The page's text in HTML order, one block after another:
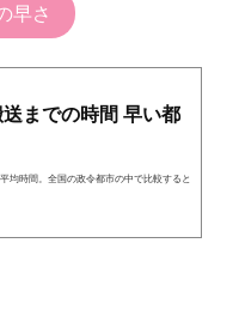
早さ
までの時間 早い都
均時間。全国の政令都市の中で比較すると